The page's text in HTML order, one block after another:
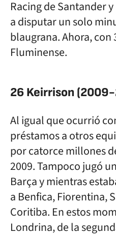
Racing de Santander
a disputar un solo
blaugrana. Ahora, con
Fluminense.
26 Keirrison
Al igual que ocurrió
préstamos a otros
por catorce millones
2009. Tampoco jugó
Barça y mientras
a Benfica, Fiorentina,
Coritiba. En estos
Londrina, de la